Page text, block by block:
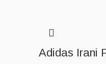
Adidas Irani